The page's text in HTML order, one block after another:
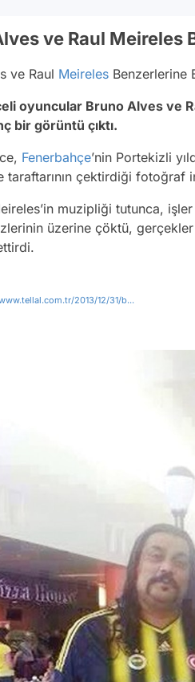
ve Raul Meireles
ve Raul Meireles Benzerlerine
oyuncular Bruno Alves ve
bir görüntü çıktı.
Fenerbahçe’nin Portekizli
taraftarının çektirdiği
muzipliği tutunca, işler
üzerine çöktü,
2013/12/31/b...